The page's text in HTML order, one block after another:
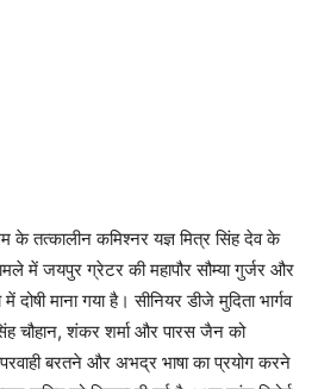
तत्कालीन कमिश्नर यज्ञ मित्र सिंह देव के
में जयपुर ग्रेटर की महापौर सौम्या गुर्जर और
दोषी माना गया है। सीनियर डीजे मुदिता भार्गव
चौहान, शंकर शर्मा और पारस जैन को
बरतने और अभद्र भाषा का प्रयोग करने